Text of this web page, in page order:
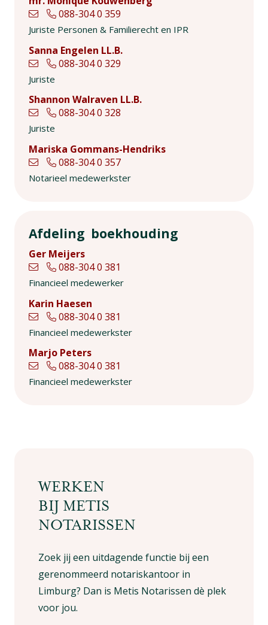
088-304 0 359
Juriste Personen & Familierecht en IPR
Sanna Engelen LL.B.
088-304 0 329
Juriste
Shannon Walraven LL.B.
088-304 0 328
Juriste
Mariska Gommans-Hendriks
088-304 0 357
Notarieel medewerkster
Afdeling boekhouding
Ger Meijers
088-304 0 381
Financieel medewerker
Karin Haesen
088-304 0 381
Financieel medewerkster
Marjo Peters
088-304 0 381
Financieel medewerkster
WERKEN
BIJ METIS
NOTARISSEN
Zoek jij een uitdagende functie bij een
gerenommeerd notariskantoor in
Limburg? Dan is Metis Notarissen dè plek
voor jou.